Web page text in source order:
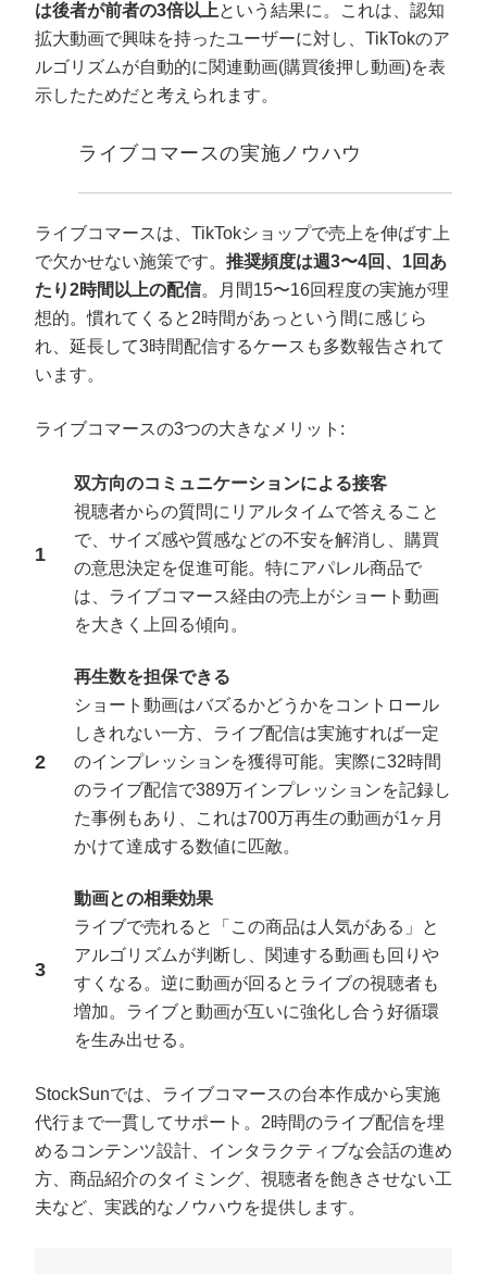
プロに無料相談をする
ドする
StockSun株式会社〒160-0023 東京都新宿区西新宿3丁目7-30 フロ
ンティアグラン西新宿地下1階B102号室
サイトマップ プライバシーポリシー
は後者が前者の3倍以上という結果に。これは、認知
拡大動画で興味を持ったユーザーに対し、TikTokのア
ルゴリズムが自動的に関連動画(購買後押し動画)を表
示したためだと考えられます。
ライブコマースの実施ノウハウ
ライブコマースは、TikTokショップで売上を伸ばす上
で欠かせない施策です。 推奨頻度は週3〜4回、1回あ
たり2時間以上の配信。月間15〜16回程度の実施が理
想的。慣れてくると2時間があっという間に感じら
れ、延長して3時間配信するケースも多数報告されて
います。
ライブコマースの3つの大きなメリット:
双方向のコミュニケーションによる接客
視聴者からの質問にリアルタイムで答えること
で、サイズ感や質感などの不安を解消し、購買
の意思決定を促進可能。特にアパレル商品で
は、ライブコマース経由の売上がショート動画
を大きく上回る傾向。
再生数を担保できる
ショート動画はバズるかどうかをコントロール
しきれない一方、ライブ配信は実施すれば一定
のインプレッションを獲得可能。実際に32時間
のライブ配信で389万インプレッションを記録し
た事例もあり、これは700万再生の動画が1ヶ月
かけて達成する数値に匹敵。
動画との相乗効果
ライブで売れると「この商品は人気がある」と
アルゴリズムが判断し、関連する動画も回りや
すくなる。逆に動画が回るとライブの視聴者も
増加。ライブと動画が互いに強化し合う好循環
を生み出せる。
StockSunでは、ライブコマースの台本作成から実施
代行まで一貫してサポート。2時間のライブ配信を埋
めるコンテンツ設計、インタラクティブな会話の進め
方、商品紹介のタイミング、視聴者を飽きさせない工
夫など、実践的なノウハウを提供します。